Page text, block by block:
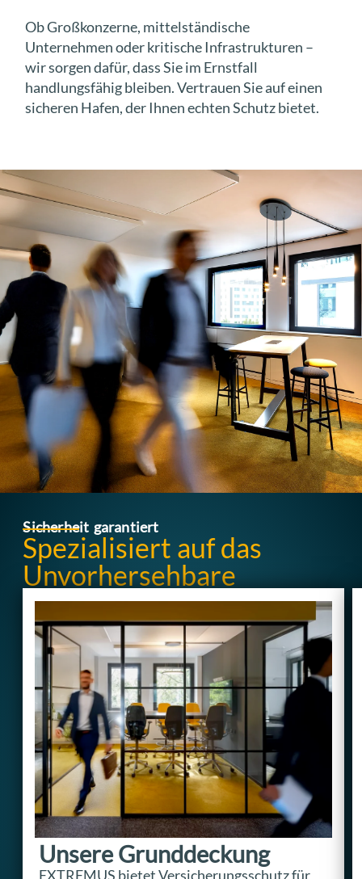
Ob Großkonzerne, mittelständische
Unternehmen oder kritische Infrastrukturen –
wir sorgen dafür, dass Sie im Ernstfall
handlungsfähig bleiben. Vertrauen Sie auf einen
sicheren Hafen, der Ihnen echten Schutz bietet.
Sicherheit garantiert
Spezialisiert auf das
Unvorhersehbare
Unsere Grunddeckung
EXTREMUS bietet Versicherungsschutz für